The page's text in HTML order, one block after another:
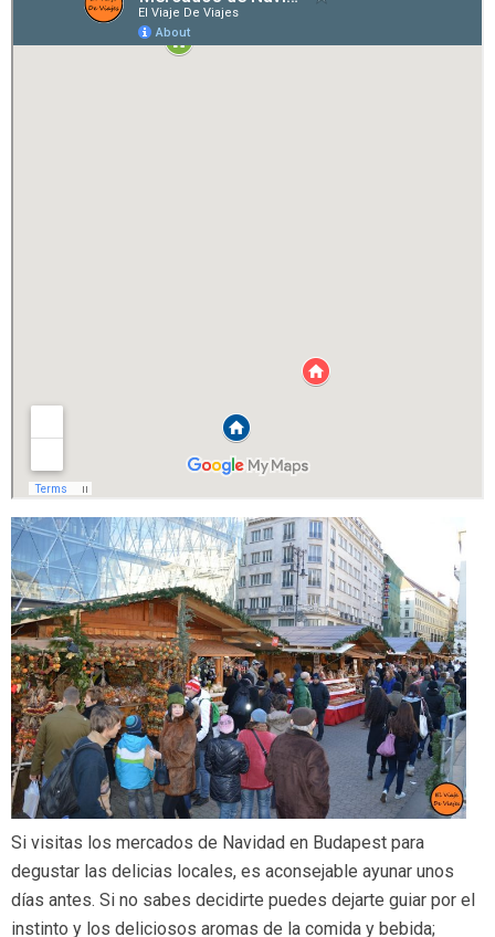
Si visitas los mercados de Navidad en Budapest para
degustar las delicias locales, es aconsejable ayunar unos
días antes. Si no sabes decidirte puedes dejarte guiar por el
instinto y los deliciosos aromas de la comida y bebida;